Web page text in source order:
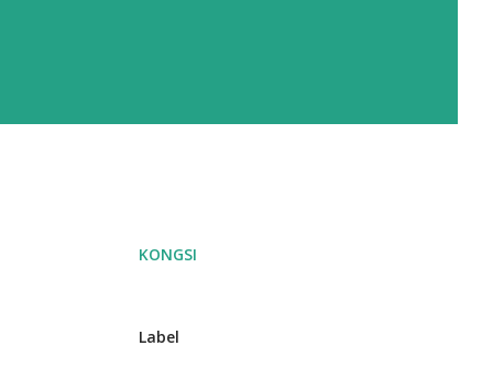
KONGSI
Label